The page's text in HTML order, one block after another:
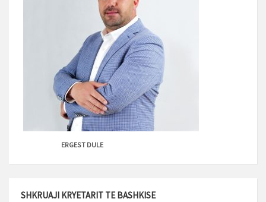
ERGEST DULE
SHKRUAJI KRYETARIT TE BASHKISE